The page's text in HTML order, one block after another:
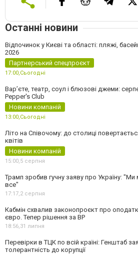
Останні новини
Відпочинок у Києві та області: пляжі,
2026
Партнерський спецпроєкт
17:00,Сьогодні
Вар’єте, театр, соул і блюзові джеми:
Pepper's Club
Новини компаній
13:00,Сьогодні
Літо на Співочому: до столиці
квітів
Новини компаній
15:00,5 серпня
Трамп зробив гучну заяву про Україну:
все"
17:17,2 серпня
Кабмін схвалив законопроєкт про
євро. Тепер рішення за ВР
18:56,31 липня
Перевірки в ТЦК по всій країні: Генштаб
толерантність до корупції